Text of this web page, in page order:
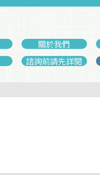
關於我們
諮詢前請先詳閱